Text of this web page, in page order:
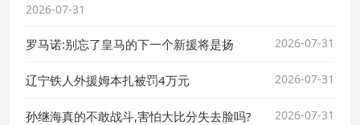
2026-07-31
罗马诺:别忘了皇马的下一个新援将是扬 2026-07-31
辽宁铁人外援姆本扎被罚4万元 2026-07-31
孙继海真的不敢战斗,害怕大比分失去脸吗? 2026-07-31